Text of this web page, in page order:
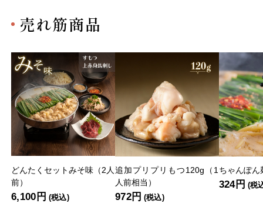
売れ筋商品
どんたくセットみそ味（2人
前）
6,100円 (税込)
追加プリプリもつ120g（1
人前相当）
972円 (税込)
ちゃんぽ
324円 (税